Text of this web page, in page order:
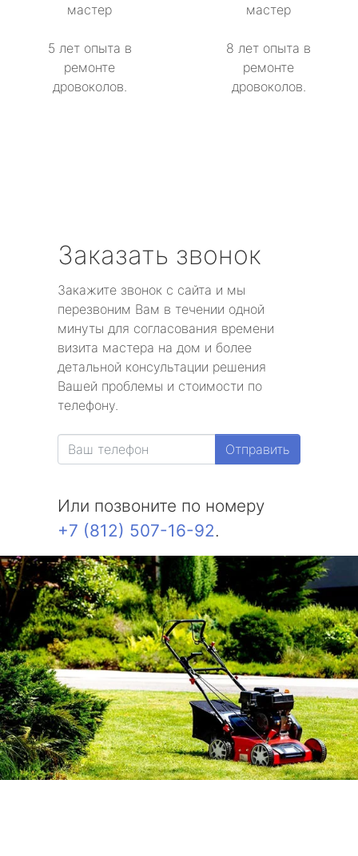
мастер
5 лет опыта в
ремонте
дровоколов.
мастер
8 лет опыта в
ремонте
дровоколов.
Заказать звонок
Закажите звонок с сайта и мы
перезвоним Вам в течении одной
минуты для согласования времени
визита мастера на дом и более
детальной консультации решения
Вашей проблемы и стоимости по
телефону.
Отправить
Или позвоните по номеру
+7 (812) 507-16-92.